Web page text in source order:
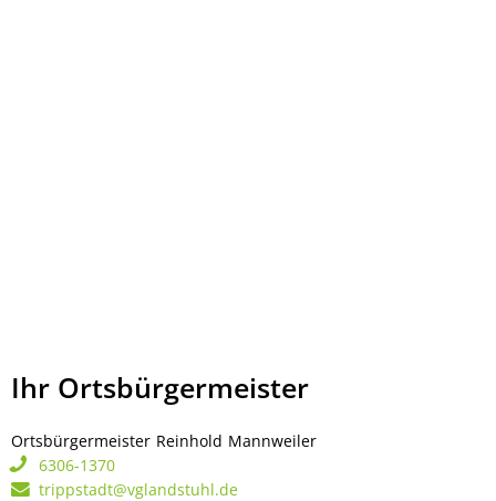
Ihr Ortsbürgermeister
Ortsbürgermeister Reinhold Mannweiler
6306-1370
trippstadt@vglandstuhl.de